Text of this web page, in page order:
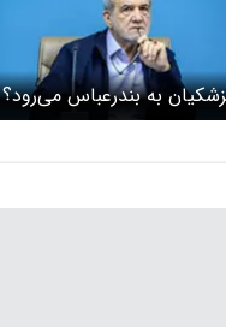
به بندرعباس می‌رود؟